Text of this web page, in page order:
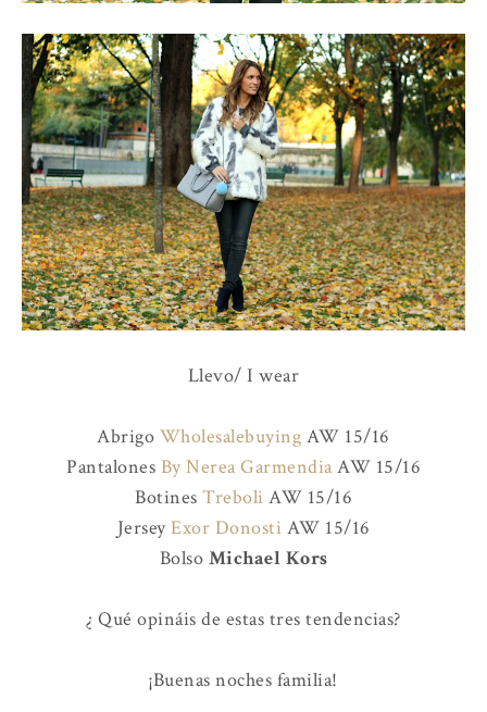
Llevo/ I wear
Abrigo Wholesalebuying AW 15/16
Pantalones By Nerea Garmendia AW 15/16
Botines Treboli AW 15/16
JerseyExor Donosti AW 15/16
Bolso Michael Kors
¿ Qué opináis de estas tres tendencias?
¡Buenas noches familia!